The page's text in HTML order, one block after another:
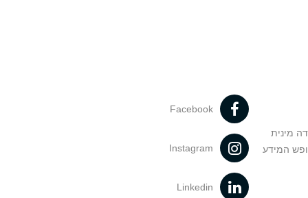
מינית
המידע
Facebook
Instagram
Linkedin